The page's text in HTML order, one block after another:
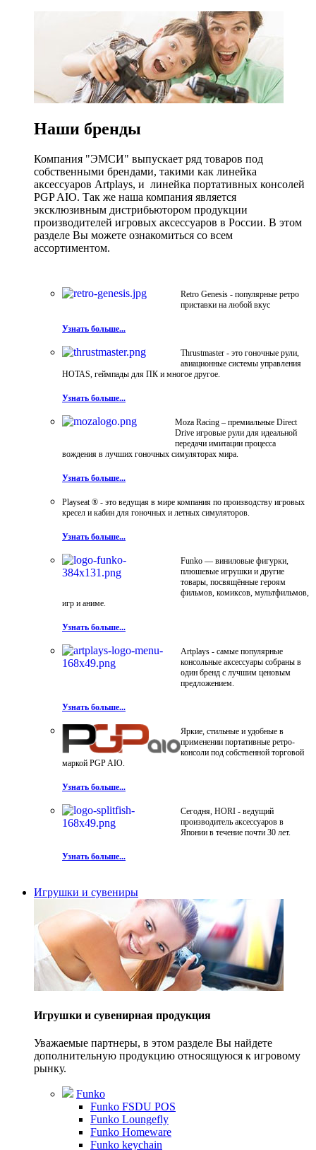
Наши бренды
Компания "ЭМСИ" выпускает ряд товаров под
собственными брендами, такими как линейка
аксессуаров Artplays, и линейка портативных консолей
PGP AIO. Так же наша компания является
эксклюзивным дистрибьютором продукции
производителей игровых аксессуаров в России. В этом
разделе Вы можете ознакомиться со всем
ассортиментом.
Retro Genesis - популярные ретро
приставки на любой вкус
Узнать больше...
Thrustmaster - это гоночные рули,
авиационные системы управления
HOTAS, геймпады для ПК и многое другое.
Узнать больше...
Moza Racing – премиальные Direct
Drive игровые рули для идеальной
передачи имитации процесса
вождения в лучших гоночных симуляторах мира.
Узнать больше...
Playseat ® - это ведущая в мире компания по производству игровых
кресел и кабин для гоночных и летных симуляторов.
Узнать больше...
Funko — виниловые фигурки,
плюшевые игрушки и другие
товары, посвящённые героям
фильмов, комиксов, мультфильмов,
игр и аниме.
Узнать больше...
Artplays - самые популярные
консольные аксессуары собраны в
один бренд с лучшим ценовым
предложением.
Узнать больше...
Яркие, стильные и удобные в
применении портативные ретро-
консоли под собственной торговой
маркой PGP AIO.
Узнать больше...
Сегодня, HORI - ведущий
производитель аксессуаров в
Японии в течение почти 30 лет.
Узнать больше...
Игрушки и сувениры
Игрушки и сувенирная продукция
Уважаемые партнеры, в этом разделе Вы найдете
дополнительную продукцию относящуюся к игровому
рынку.
Funko
Funko FSDU POS
Funko Loungefly
Funko Homeware
Funko keychain